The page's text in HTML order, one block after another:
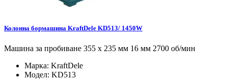
Колонна бормашина KraftDele KD513/ 1450W
Машина за пробиване 355 x 235 мм 16 мм 2700 об/мин
Марка: KraftDele
Модел: KD513